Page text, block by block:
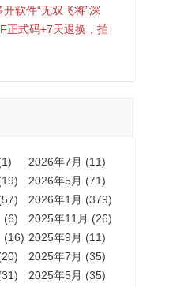
软件“无双飞将”深
正式码+7天退换，拍
城正品保障
2026年7月 (11)
2026年5月 (71)
2026年1月 (379)
(6)
2025年11月 (26)
(16) 2025年9月 (11)
2025年7月 (35)
2025年5月 (35)